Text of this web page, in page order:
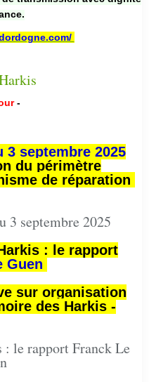
-
3 septembre 2025
du périmètre
de réparation
3 septembre 2025
: le rapport
Guen
sur organisation
des Harkis -
le rapport Franck Le